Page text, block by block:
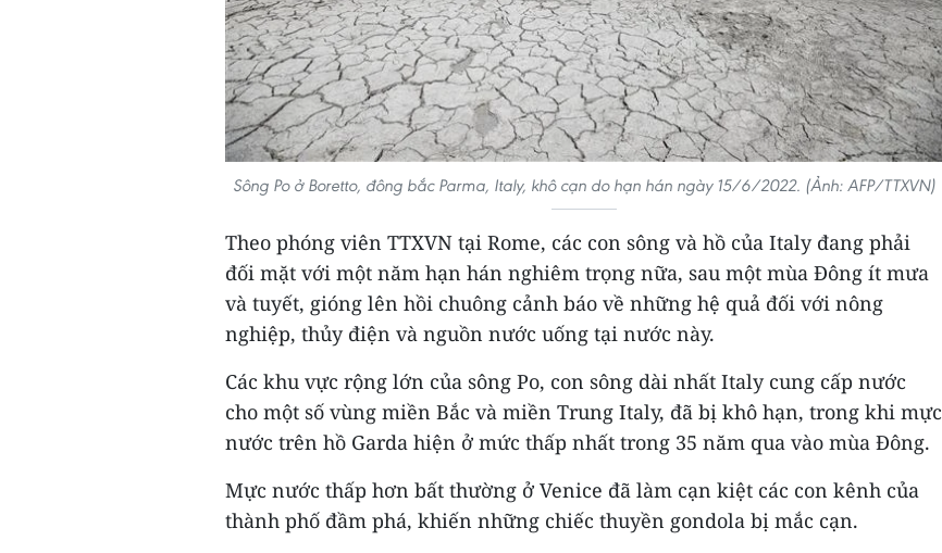
Sông Po ở Boretto, đông bắc Parma, Italy, khô cạn do hạn hán ngày 15/6/2022. (Ảnh: AFP/TTXVN)
Theo phóng viên TTXVN tại Rome, các con sông và hồ của Italy đang phải
đối mặt với một năm hạn hán nghiêm trọng nữa, sau một mùa Đông ít mưa
và tuyết, gióng lên hồi chuông cảnh báo về những hệ quả đối với nông
nghiệp, thủy điện và nguồn nước uống tại nước này.
Các khu vực rộng lớn của sông Po, con sông dài nhất Italy cung cấp nước
cho một số vùng miền Bắc và miền Trung Italy, đã bị khô hạn, trong khi mực
nước trên hồ Garda hiện ở mức thấp nhất trong 35 năm qua vào mùa Đông.
Mực nước thấp hơn bất thường ở Venice đã làm cạn kiệt các con kênh của
thành phố đầm phá, khiến những chiếc thuyền gondola bị mắc cạn.